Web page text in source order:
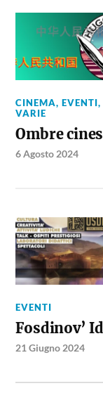
CINEMA,EVENTI
VARIE
Ombre
6 Agosto 2024
EVENTI
Fosdinov’
21 Giugno 2024